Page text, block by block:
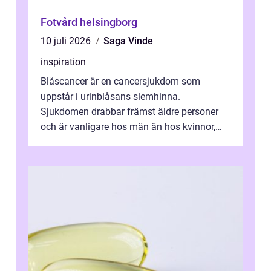
Fotvård helsingborg
10 juli 2026
Saga Vinde
inspiration
Blåscancer är en cancersjukdom som
uppstår i urinblåsans slemhinna.
Sjukdomen drabbar främst äldre personer
och är vanligare hos män än hos kvinnor,